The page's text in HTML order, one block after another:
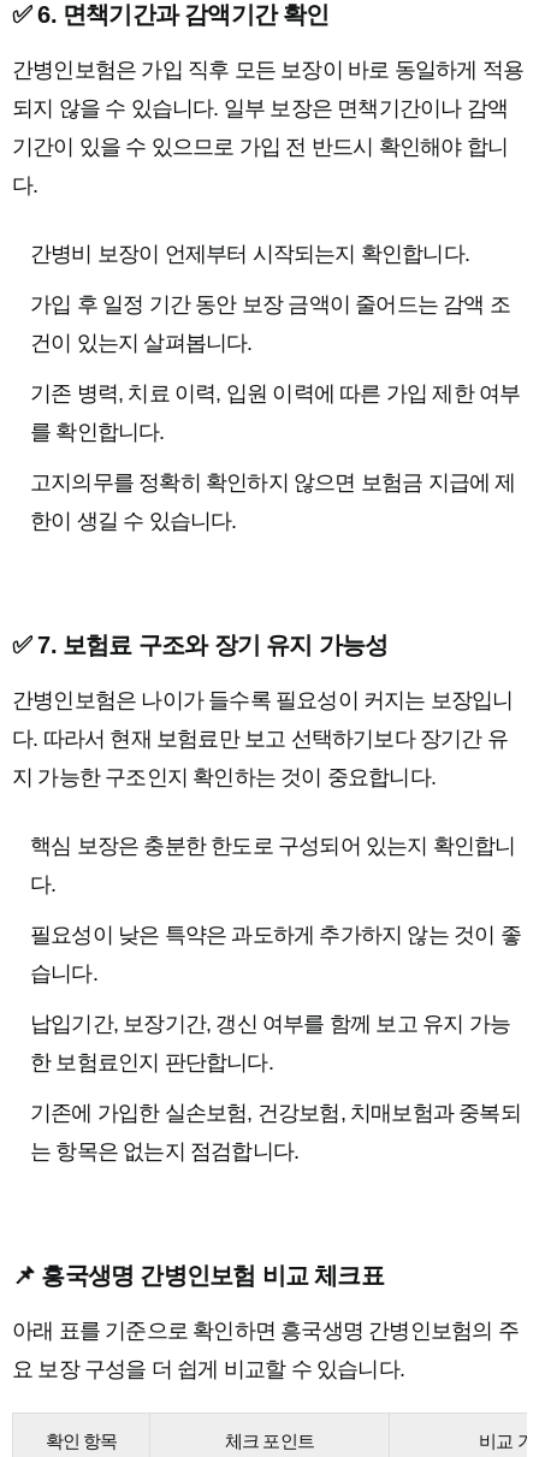
✅ 6. 면책기간과 감액기간 확인
간병인보험은 가입 직후 모든 보장이 바로 동일하게 적용
되지 않을 수 있습니다. 일부 보장은 면책기간이나 감액
기간이 있을 수 있으므로 가입 전 반드시 확인해야 합니
다.
간병비 보장이 언제부터 시작되는지 확인합니다.
가입 후 일정 기간 동안 보장 금액이 줄어드는 감액 조
건이 있는지 살펴봅니다.
기존 병력, 치료 이력, 입원 이력에 따른 가입 제한 여부
를 확인합니다.
고지의무를 정확히 확인하지 않으면 보험금 지급에 제
한이 생길 수 있습니다.
✅ 7. 보험료 구조와 장기 유지 가능성
간병인보험은 나이가 들수록 필요성이 커지는 보장입니
다. 따라서 현재 보험료만 보고 선택하기보다 장기간 유
지 가능한 구조인지 확인하는 것이 중요합니다.
핵심 보장은 충분한 한도로 구성되어 있는지 확인합니
다.
필요성이 낮은 특약은 과도하게 추가하지 않는 것이 좋
습니다.
납입기간, 보장기간, 갱신 여부를 함께 보고 유지 가능
한 보험료인지 판단합니다.
기존에 가입한 실손보험, 건강보험, 치매보험과 중복되
는 항목은 없는지 점검합니다.
📌 흥국생명 간병인보험 비교 체크표
아래 표를 기준으로 확인하면 흥국생명 간병인보험의 주
요 보장 구성을 더 쉽게 비교할 수 있습니다.
확인 항목 체크 포인트 비교 기